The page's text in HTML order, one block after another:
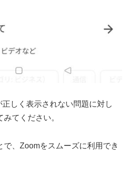
しく表示されない問題に対し
てください。
で、Zoomをスムーズに利用でき